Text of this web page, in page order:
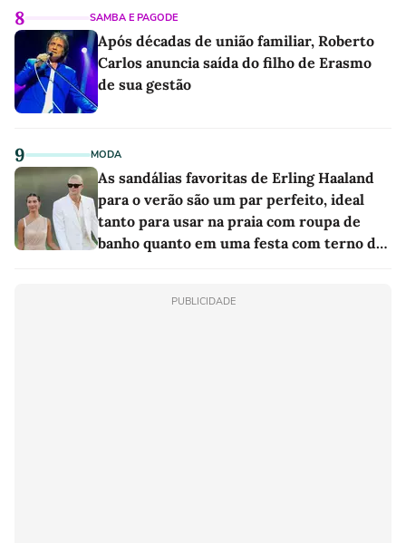
8 SAMBA E PAGODE
Após décadas de união familiar, Roberto
Carlos anuncia saída do filho de Erasmo
de sua gestão
9 MODA
As sandálias favoritas de Erling Haaland
para o verão são um par perfeito, ideal
tanto para usar na praia com roupa de
banho quanto em uma festa com terno de
PUBLICIDADE